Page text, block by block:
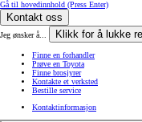
Gå til hovedinnhold (Press Enter)
Kontakt oss
Jeg ønsker å... Klikk for å lukke
Finne en forhandler
Prøve en Toyota
Finne brosjyrer
Kontakte et verksted
Bestille service
Kontaktinformasjon